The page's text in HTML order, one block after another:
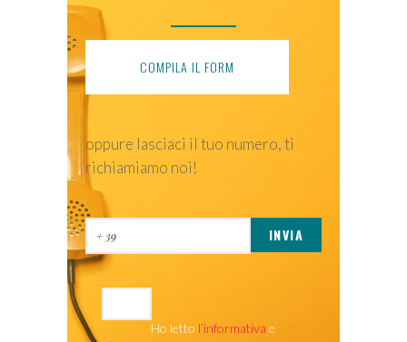
COMPILA IL FORM
oppure lasciaci il tuo numero, ti
richiamiamo noi!
Ho letto l’informativa e